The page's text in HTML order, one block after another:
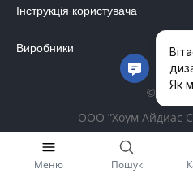
Інструкція користувача
Виробники
© 2014-
ООО "Хоум Айдиас
Меню Пошук